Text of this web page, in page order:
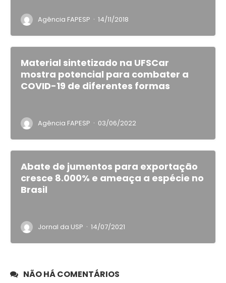
Agência FAPESP · 14/11/2018
Material sintetizado na UFSCar
mostra potencial para combater a
COVID-19 de diferentes formas
Agência FAPESP · 03/06/2022
Abate de jumentos para exportação
cresce 8.000% e ameaça a espécie no
Brasil
Jornal da USP · 14/07/2021
NÃO HÁ COMENTÁRIOS